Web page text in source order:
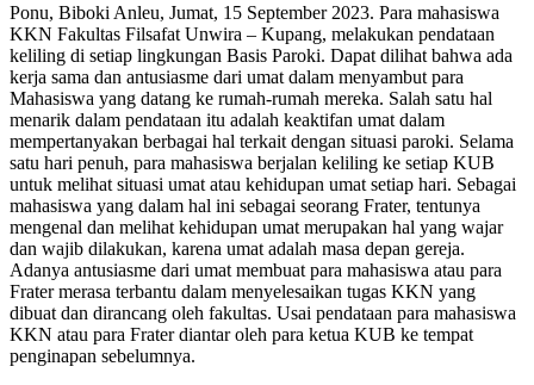
Ponu, Biboki Anleu, Jumat, 15 September 2023. Para mahasiswa
KKN Fakultas Filsafat Unwira – Kupang, melakukan pendataan
keliling di setiap lingkungan Basis Paroki. Dapat dilihat bahwa ada
kerja sama dan antusiasme dari umat dalam menyambut para
Mahasiswa yang datang ke rumah-rumah mereka. Salah satu hal
menarik dalam pendataan itu adalah keaktifan umat dalam
mempertanyakan berbagai hal terkait dengan situasi paroki. Selama
satu hari penuh, para mahasiswa berjalan keliling ke setiap KUB
untuk melihat situasi umat atau kehidupan umat setiap hari. Sebagai
mahasiswa yang dalam hal ini sebagai seorang Frater, tentunya
mengenal dan melihat kehidupan umat merupakan hal yang wajar
dan wajib dilakukan, karena umat adalah masa depan gereja.
Adanya antusiasme dari umat membuat para mahasiswa atau para
Frater merasa terbantu dalam menyelesaikan tugas KKN yang
dibuat dan dirancang oleh fakultas. Usai pendataan para mahasiswa
KKN atau para Frater diantar oleh para ketua KUB ke tempat
penginapan sebelumnya.